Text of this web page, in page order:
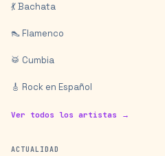
💃 Bachata
👠 Flamenco
🥁 Cumbia
🎸 Rock en Español
Ver todos los artistas →
ACTUALIDAD